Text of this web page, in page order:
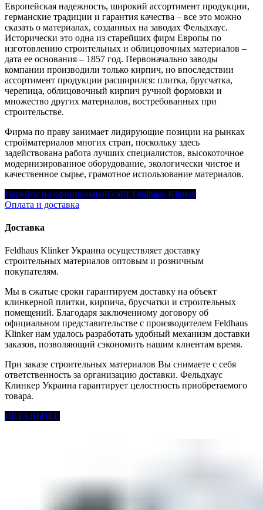
Европейская надежность, широкий ассортимент продукции,
германские традиции и гарантия качества – все это можно
сказать о материалах, созданных на заводах Фельдхаус.
Исторически это одна из старейших фирм Европы по
изготовлению строительных и облицовочных материалов –
дата ее основания – 1857 год. Первоначально заводы
компании производили только кирпич, но впоследствии
ассортимент продукции расширился: плитка, брусчатка,
черепица, облицовочный кирпич ручной формовки и
множество других материалов, востребованных при
строительстве.
Фирма по праву занимает лидирующие позиции на рынках
стройматериалов многих стран, поскольку здесь
задействована работа лучших специалистов, высокоточное
модернизированное оборудование, экологически чистое и
качественное сырье, грамотное использование материалов.
Перейти на официальный сайт Feldhaus Klinker
Оплата и доставка
Доставка
Feldhaus Klinker Украина осуществляет доставку
строительных материалов оптовым и розничным
покупателям.
Мы в сжатые сроки гарантируем доставку на объект
клинкерной плитки, кирпича, брусчатки и строительных
помещений. Благодаря заключенному договору об
официальном представительстве с производителем Feldhaus
Klinker нам удалось разработать удобный механизм доставки
заказов, позволяющий сэкономить нашим клиентам время.
При заказе строительных материалов Вы снимаете с себя
ответственность за организацию доставки. Фельдхаус
Клинкер Украина гарантирует целостность приобретаемого
товара.
ДЕТАЛЬНЕЕ